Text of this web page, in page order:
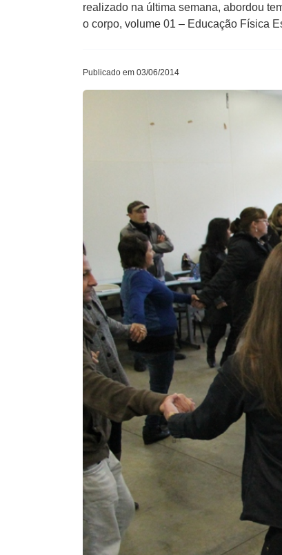
realizado na última semana, abordou
o corpo, volume 01 – Educação Física
Publicado em 03/06/2014